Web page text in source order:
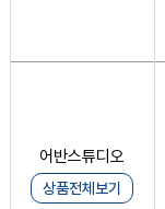
어반스튜디오
상품전체보기